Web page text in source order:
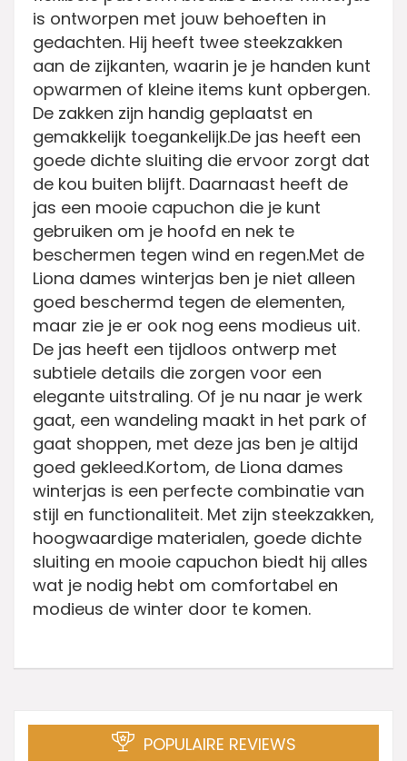
is ontworpen met jouw behoeften in
gedachten. Hij heeft twee steekzakken
aan de zijkanten, waarin je je handen kunt
opwarmen of kleine items kunt opbergen.
De zakken zijn handig geplaatst en
gemakkelijk toegankelijk.De jas heeft een
goede dichte sluiting die ervoor zorgt dat
de kou buiten blijft. Daarnaast heeft de
jas een mooie capuchon die je kunt
gebruiken om je hoofd en nek te
beschermen tegen wind en regen.Met de
Liona dames winterjas ben je niet alleen
goed beschermd tegen de elementen,
maar zie je er ook nog eens modieus uit.
De jas heeft een tijdloos ontwerp met
subtiele details die zorgen voor een
elegante uitstraling. Of je nu naar je werk
gaat, een wandeling maakt in het park of
gaat shoppen, met deze jas ben je altijd
goed gekleed.Kortom, de Liona dames
winterjas is een perfecte combinatie van
stijl en functionaliteit. Met zijn steekzakken,
hoogwaardige materialen, goede dichte
sluiting en mooie capuchon biedt hij alles
wat je nodig hebt om comfortabel en
modieus de winter door te komen.
POPULAIRE REVIEWS